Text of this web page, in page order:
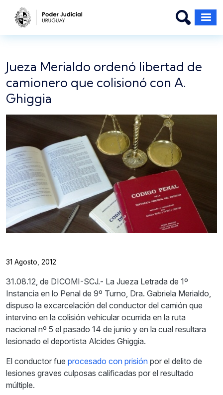
Pasar al contenido principal
Jueza Merialdo ordenó libertad de
camionero que colisionó con A.
Ghiggia
31 Agosto, 2012
31.08.12, de DICOMI-SCJ.- La Jueza Letrada de 1º
Instancia en lo Penal de 9º Turno, Dra. Gabriela Merialdo,
dispuso la excarcelación del conductor del camión que
intervino en la colisión vehicular ocurrida en la ruta
nacional nº 5 el pasado 14 de junio y en la cual resultara
lesionado el deportista Alcides Ghiggia.
El conductor fue procesado con prisión por el delito de
lesiones graves culposas calificadas por el resultado
múltiple.